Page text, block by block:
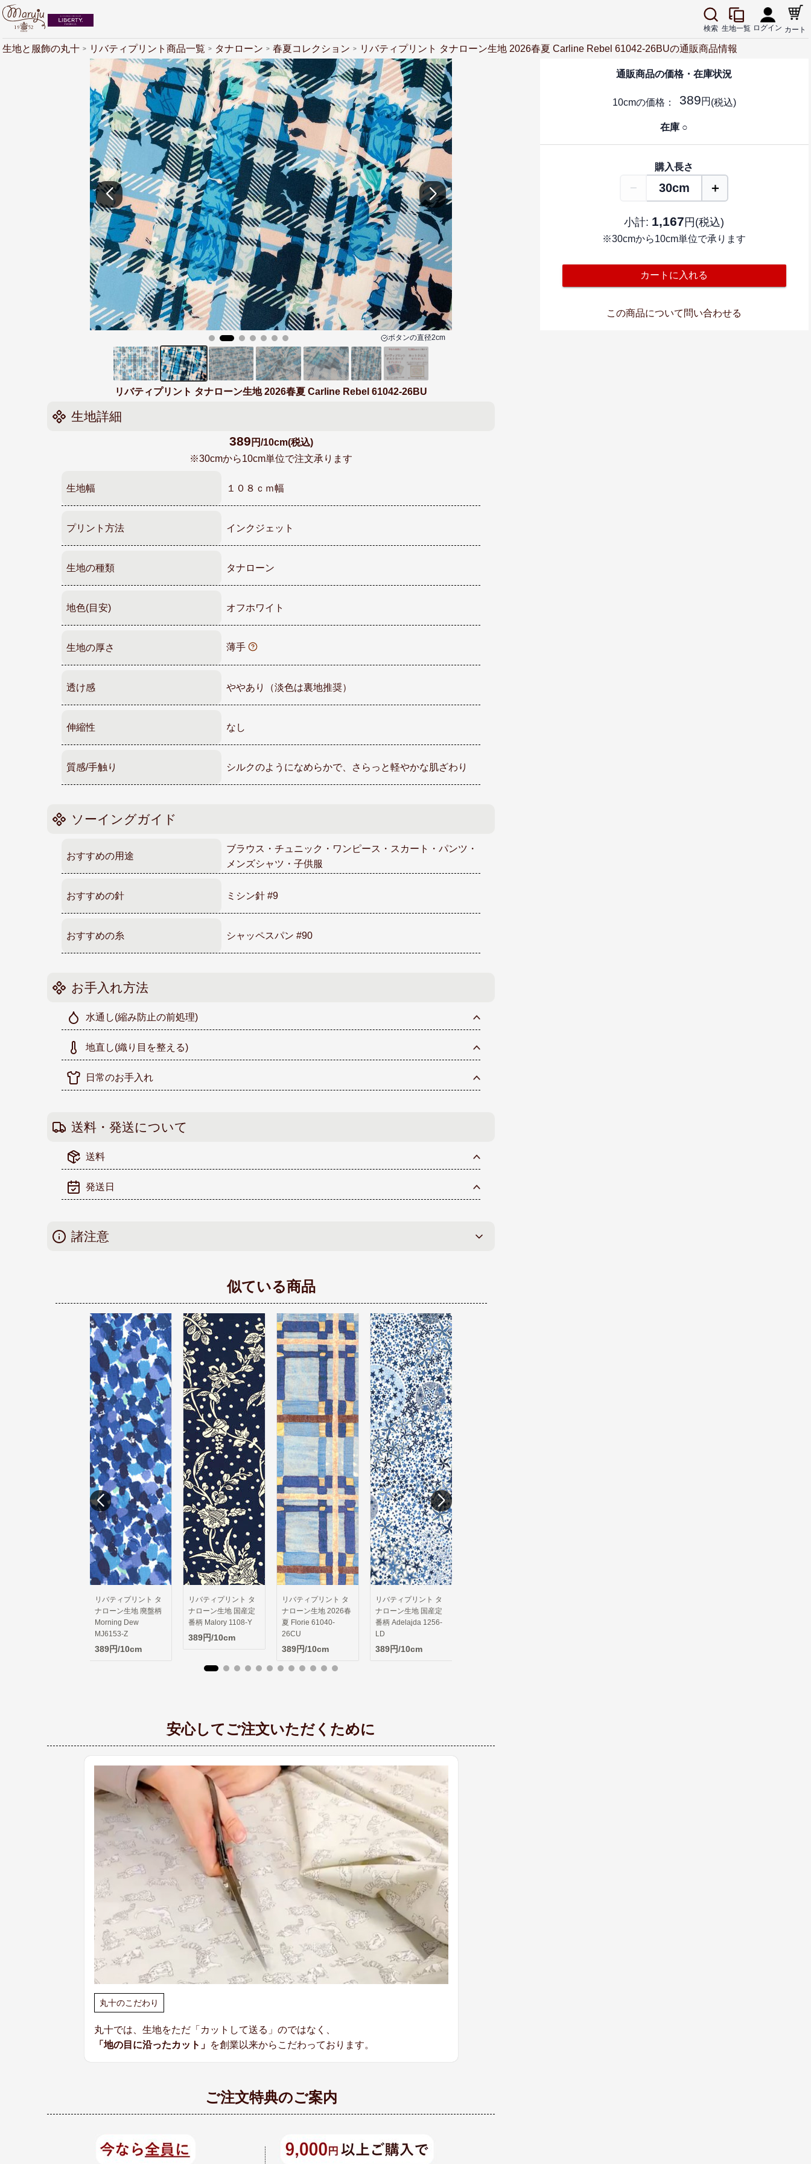
検索 生地一覧 ログイン カート
生地と服飾の丸十 リバティプリント商品一覧 タナローン 春夏コレクション リバティプリント タナローン生地 2026春夏 Carline Rebel 61042-26BUの通販商品情報
ボタンの直径2cm
リバティプリント タナローン生地 2026春夏 Carline Rebel 61042-26BU
生地詳細
389 円/10cm(税込)
※30cmから10cm単位で注文承ります
生地幅 １０８ｃｍ幅
プリント方法 インクジェット
生地の種類 タナローン
地色(目安) オフホワイト
生地の厚さ 薄手
透け感 ややあり（淡色は裏地推奨）
伸縮性 なし
質感/手触り シルクのようになめらかで、さらっと軽やかな肌ざわり
ソーイングガイド
おすすめの用途
ブラウス・チュニック・ワンピース・スカート・パンツ・
メンズシャツ・子供服
おすすめの針 ミシン針 #9
おすすめの糸 シャッペスパン #90
お手入れ方法
水通し(縮み防止の前処理)
地直し(織り目を整える)
日常のお手入れ
送料・発送について
送料
発送日
諸注意
似ている商品
リバティプリント タ
ナローン生地 国産定
番柄 Malory 1108-Y
389円/10cm
リバティプリント タ
ナローン生地 2026春
夏 Florie 61040-
26CU
リバティプリント タ
ナローン生地 国産定
番柄 Adelajda 1256-
LD
389円/10cm
リバティプリント タ
ナローン生地 廃盤柄
Mabelle MJ7013-N
389円/10cm
安心してご注文いただくために
丸十のこだわり
丸十では、生地をただ「カットして送る」のではなく、
「地の目に沿ったカット」 を創業以来からこだわっております。
ご注文特典のご案内
通販商品の価格・在庫状況
10cmの価格： 389円 (税込)
在庫 ○
購入長さ
− 30cm ＋
小計: 1,167円(税込)
※30cmから10cm単位で承ります
カートに入れる
この商品について問い合わせる